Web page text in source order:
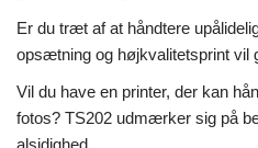
Er du træt af at håndtere
opsætning og højkvalitetsprint vil
Vil du have en printer, der kan
fotos? TS202 udmærker sig på